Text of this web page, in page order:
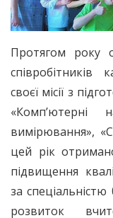
Протягом року
своєї місії з
«Комп’ютерні
вимірювання»,
цей рік
підвищення
за
розвиток